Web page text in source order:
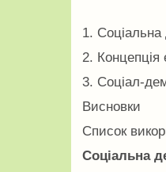
1. Соціальна
2. Концепція
3. Соціал-
Висновки
Список
Соціальна